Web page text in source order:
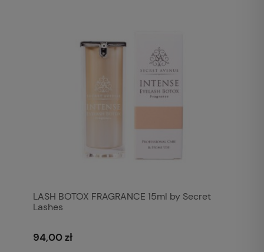
LASH BOTOX FRAGRANCE 15ml by Secret
Lashes
94,00 zł